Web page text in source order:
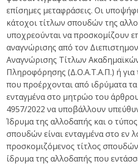
επίσημες μεταφράσεις. Οι
κάτοχοι τίτλων σπουδών της
υποχρεούνται να προσκομίζουν
αναγνώρισης από τον
Αναγνώρισης Τίτλων
Πληροφόρησης (Δ.Ο.Α.Τ.Α.Π.) ή για
που προέρχονται από ιδρύματα τα
ενταγμένα στο μητρώο του
4957/2022 να υποβάλλουν
Ίδρυμα της αλλοδαπής και ο
σπουδών είναι ενταγμένα στο εν
προσκομιζόμενος τίτλος
ίδρυμα της αλλοδαπής που